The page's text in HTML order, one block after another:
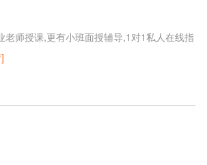
师授课,更有小班面授辅导,1对1私人在线指